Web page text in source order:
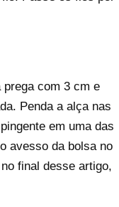
prega com 3 cm e
Penda a alça nas
em uma das
avesso da bolsa no
final desse artigo,